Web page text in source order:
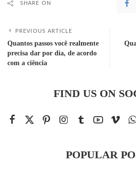
SHARE ON
PREVIOUS ARTICLE
Quantos passos você realmente
precisa dar por dia, de acordo
com a ciência
FIND US ON
POPULAR